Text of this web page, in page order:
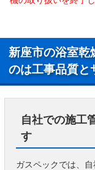
新座市の浴室乾
のは工事品質と
自社での施工
す
ガスペックでは、